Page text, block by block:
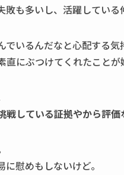
敗も多いし、活躍している
でいるんだなと心配する気
直にぶつけてくれたことが
戦している証拠やから評価
慰めもしないけど。